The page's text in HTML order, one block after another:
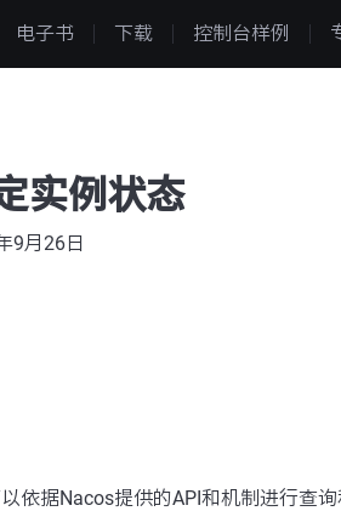
电子书 下载 控制台样例
实例状态
9月26日
依据Nacos提供的API和机制进行查